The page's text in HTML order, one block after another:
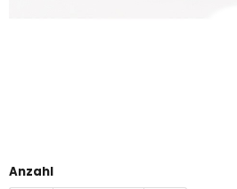
Anzahl